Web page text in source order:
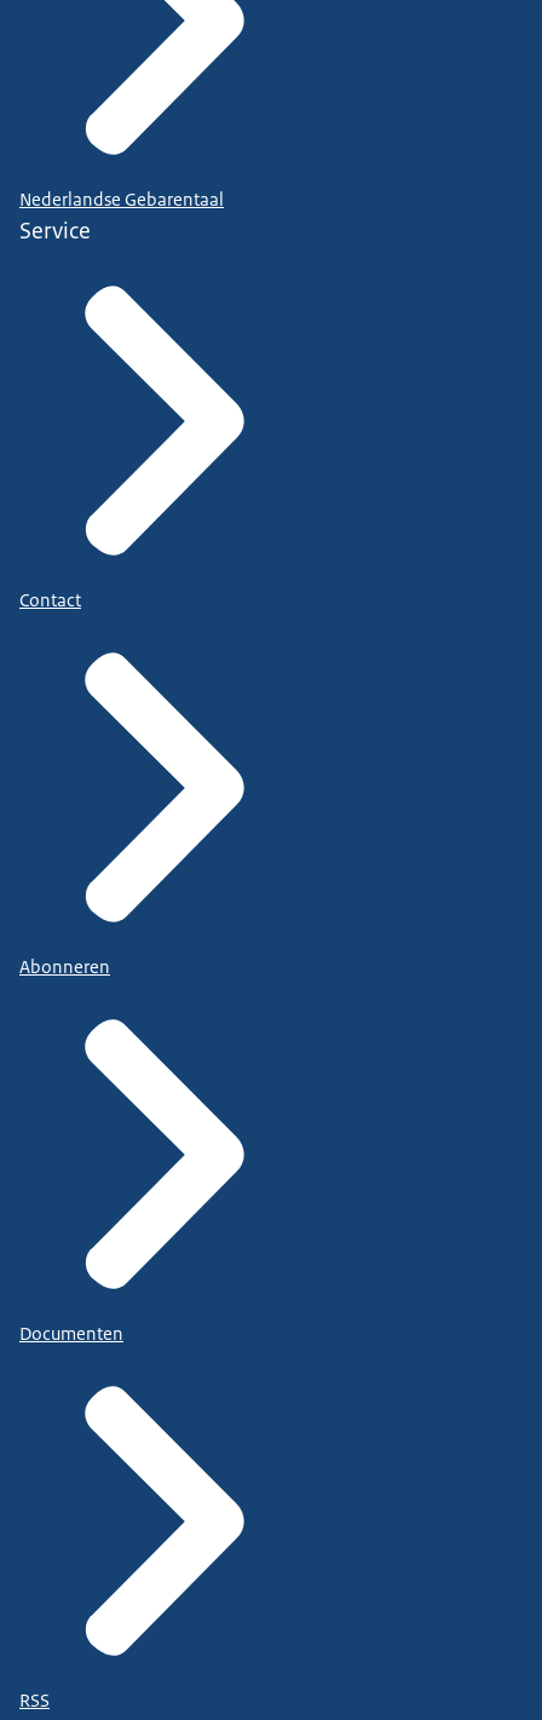
Nederlandse Gebarentaal
Service
Contact
Abonneren
Documenten
RSS